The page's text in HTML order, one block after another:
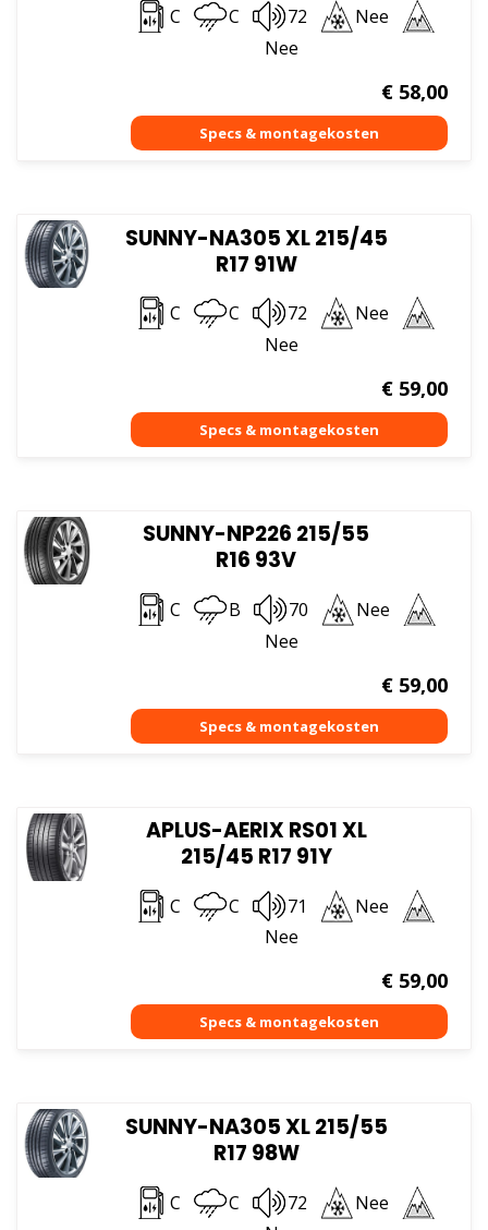
C C 72
Nee
Nee
€58,00
SUNNY-NA305 XL 215/45
R17 91W
C C 72
Nee
Nee
€59,00
SUNNY-NP226 215/55
R16 93V
C B 70
Nee
Nee
€59,00
APLUS-AERIX RS01 XL
215/45 R17 91Y
C C 71
Nee
Nee
€59,00
SUNNY-NA305 XL 215/55
R17 98W
C C 72
Nee